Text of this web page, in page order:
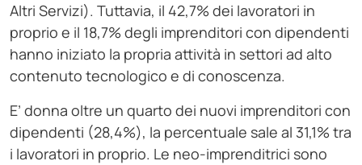
Altri Servizi). Tuttavia, il 42,7% dei lavoratori in
proprio e il 18,7% degli imprenditori con dipendenti
hanno iniziato la propria attività in settori ad alto
contenuto tecnologico e di conoscenza.
E’ donna oltre un quarto dei nuovi imprenditori con
dipendenti (28,4%), la percentuale sale al 31,1% tra
i lavoratori in proprio. Le neo-imprenditrici sono